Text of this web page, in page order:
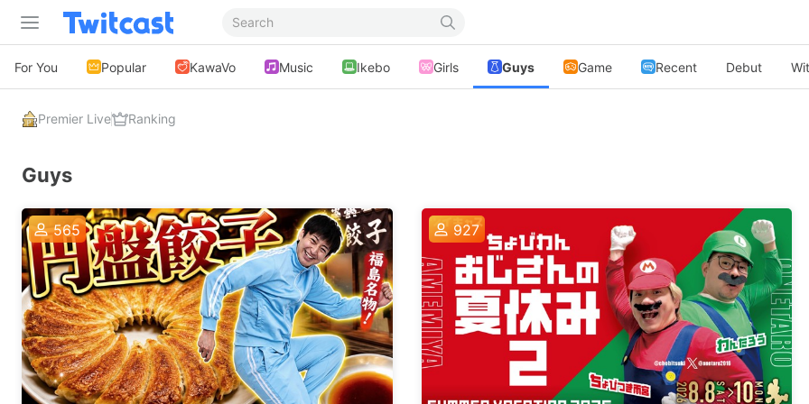
For You Popular KawaVo Music Ikebo Girls Guys Game Recent Debut
Premier Live Ranking
Guys
565 927